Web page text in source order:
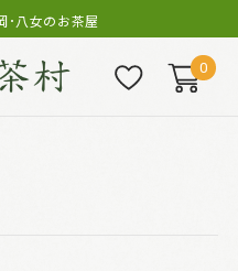
･八女のお茶屋
0